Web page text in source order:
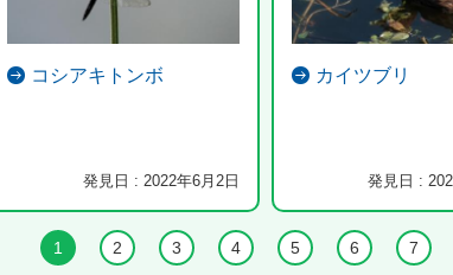
コシアキトンボ
発見日 : 2022年6月2日
カイツブリ
発見日 :
1 2 3 4 5 6 7